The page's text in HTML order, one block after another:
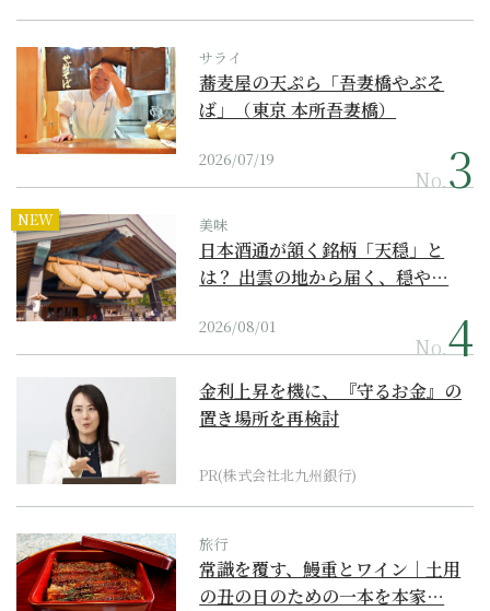
サライ
蕎麦屋の天ぷら「吾妻橋やぶそ
ば」（東京 本所吾妻橋）
2026/07/19
No.
NEW 美味
日本酒通が頷く銘柄「天穏」と
は？ 出雲の地から届く、穏や…
2026/08/01
No.
金利上昇を機に、『守るお金』の
置き場所を再検討
PR(株式会社北九州銀行)
旅行
常識を覆す、鰻重とワイン｜土用
の丑の日のための一本を本家…